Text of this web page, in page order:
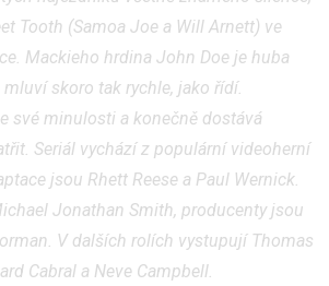
Tooth (Samoa Joe a Will Arnett) ve
Mackieho hrdina John Doe je huba
skoro tak rychle, jako řídí.
své minulosti a konečně dostává
Seriál vychází z populární videoherní
jsou Rhett Reese a Paul Wernick.
Jonathan Smith, producenty jsou
V dalších rolích vystupují Thomas
Cabral a Neve Campbell.